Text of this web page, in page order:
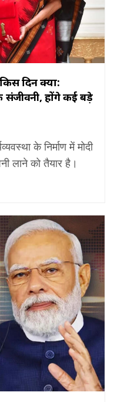
दिन क्या:
संजीवनी, होंगे कई बड़े
के निर्माण में मोदी
लाने को तैयार है।